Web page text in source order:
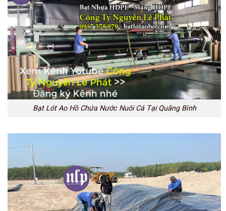
Bạt Lót Ao Hồ Chứa Nước Nuôi Cá Tại Quãng Bình